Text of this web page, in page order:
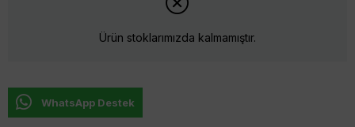
Ürün stoklarımızda kalmamıştır.
WhatsApp Destek